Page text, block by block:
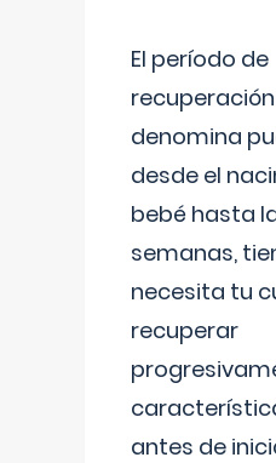
El período de
denomina
desde el
bebé hasta
semanas,
necesita tu
recuperar
antes de